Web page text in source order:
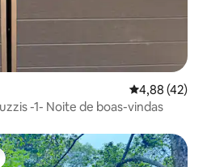
4,88 de uma
4,88 (42)
-1- Noite de boas-vindas